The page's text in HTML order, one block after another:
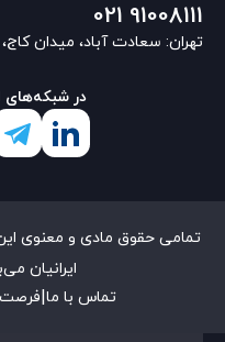
021 91008111
تهران: سعادت آباد، میدان
در شبکه‌های
تمامی حقوق مادی و معنوی
ایرانیان
تماس با ما